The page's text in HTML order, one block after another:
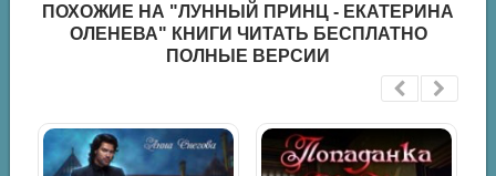
ПОХОЖИЕ НА "ЛУННЫЙ ПРИНЦ - ЕКАТЕРИНА
ОЛЕНЕВА" КНИГИ ЧИТАТЬ БЕСПЛАТНО
ПОЛНЫЕ ВЕРСИИ